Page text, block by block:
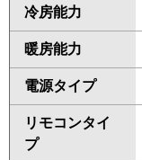
冷房能力
暖房能力
電源タイプ
リモコンタイ
プ